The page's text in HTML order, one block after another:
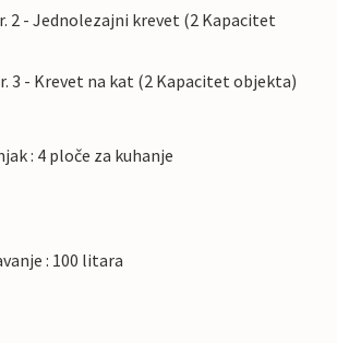
2 - Jednolezajni krevet (2 Kapacitet
3 - Krevet na kat (2 Kapacitet objekta)
: 4 ploče za kuhanje
: 100 litara